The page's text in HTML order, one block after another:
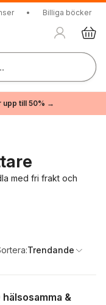
• Billiga böcker
upp till 50% →
med fri frakt och
Trendande
&